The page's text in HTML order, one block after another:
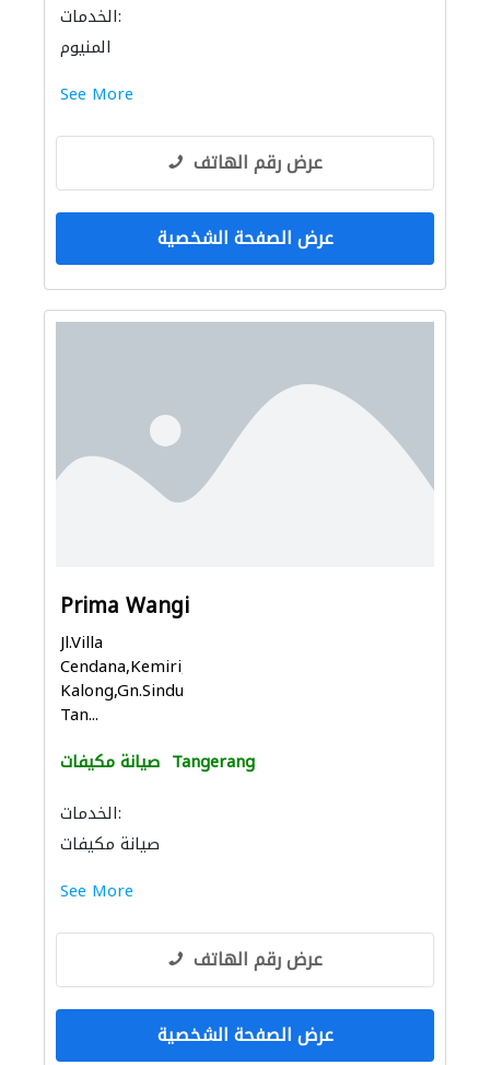
الخدمات:
المنيوم
See More
عرض رقم الهاتف
عرض الصفحة الشخصية
Prima Wangi
Jl.Villa
Cendana,Kemiri,Rawa
Kalong,Gn.Sindur,
Tan...
صيانة مكيفات Tangerang
الخدمات:
صيانة مكيفات
See More
عرض رقم الهاتف
عرض الصفحة الشخصية